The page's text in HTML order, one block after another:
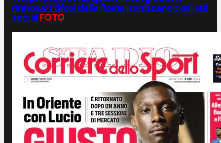
rinnova: i tifosi della Roma ironizzano così sui
social FOTO